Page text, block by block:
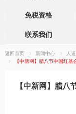
免税资格
联系我们
返回首页 新闻中心
人
【中新网】腊八节中国红
【中新网】腊八